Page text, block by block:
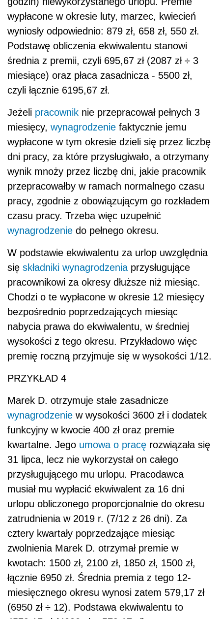
wypłacone w okresie luty, marzec, kwiecień
wyniosły odpowiednio: 879 zł, 658 zł, 550 zł.
Podstawę obliczenia ekwiwalentu stanowi
średnia z premii, czyli 695,67 zł (2087 zł ÷ 3
miesiące) oraz płaca zasadnicza - 5500 zł,
czyli łącznie 6195,67 zł.
Jeżeli pracownik nie przepracował pełnych 3
miesięcy, wynagrodzenie faktycznie jemu
wypłacone w tym okresie dzieli się przez liczbę
dni pracy, za które przysługiwało, a otrzymany
wynik mnoży przez liczbę dni, jakie pracownik
przepracowałby w ramach normalnego czasu
pracy, zgodnie z obowiązującym go rozkładem
czasu pracy. Trzeba więc uzupełnić
wynagrodzenie do pełnego okresu.
W podstawie ekwiwalentu za urlop uwzględnia
się składniki wynagrodzenia przysługujące
pracownikowi za okresy dłuższe niż miesiąc.
Chodzi o te wypłacone w okresie 12 miesięcy
bezpośrednio poprzedzających miesiąc
nabycia prawa do ekwiwalentu, w średniej
wysokości z tego okresu. Przykładowo więc
premię roczną przyjmuje się w wysokości 1/12.
PRZYKŁAD 4
Marek D. otrzymuje stałe zasadnicze
wynagrodzenie w wysokości 3600 zł i dodatek
funkcyjny w kwocie 400 zł oraz premie
kwartalne. Jego umowa o pracę rozwiązała się
31 lipca, lecz nie wykorzystał on całego
przysługującego mu urlopu. Pracodawca
musiał mu wypłacić ekwiwalent za 16 dni
urlopu obliczonego proporcjonalnie do okresu
zatrudnienia w 2019 r. (7/12 z 26 dni). Za
cztery kwartały poprzedzające miesiąc
zwolnienia Marek D. otrzymał premie w
kwotach: 1500 zł, 2100 zł, 1850 zł, 1500 zł,
łącznie 6950 zł. Średnia premia z tego 12-
miesięcznego okresu wynosi zatem 579,17 zł
(6950 zł ÷ 12). Podstawa ekwiwalentu to